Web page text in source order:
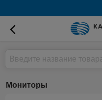
Мониторы